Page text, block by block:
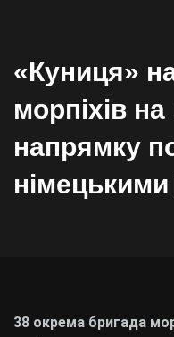
«Куниця»
морпіхів
напрямку
38 окрема бригада